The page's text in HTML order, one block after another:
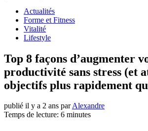
Actualités
Forme et Fitness
Vitalité
Lifestyle
Top 8 façons d’augmenter
productivité sans stress (et
objectifs plus rapidement
publié il y a 2 ans parAlexandre
Temps de lecture: 6 minutes